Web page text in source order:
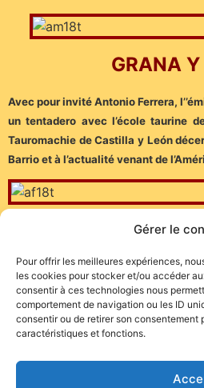
Gérer le
Pour offrir les meilleures expériences,
les cookies pour stocker et/ou accéder
consentir à ces technologies nous
comportement de navigation ou les ID
consentir ou de retirer son
caractéristiques et fonctions.
GRANA Y
Avec pour invité Antonio Ferrera,
un tentadero avec l’école taurine
Tauromachie de Castilla y León
Barrio et à l’actualité venant de
Pour voir cette
Site de l'association